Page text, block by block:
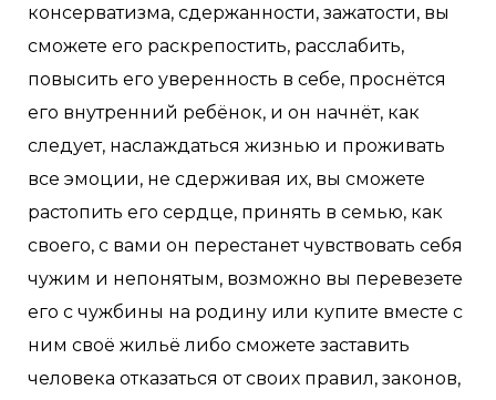
консерватизма, сдержанности, зажатости, вы
сможете его раскрепостить, расслабить,
повысить его уверенность в себе, проснётся
его внутренний ребёнок, и он начнёт, как
следует, наслаждаться жизнью и проживать
все эмоции, не сдерживая их, вы сможете
растопить его сердце, принять в семью, как
своего, с вами он перестанет чувствовать себя
чужим и непонятым, возможно вы перевезете
его с чужбины на родину или купите вместе с
ним своё жильё либо сможете заставить
человека отказаться от своих правил, законов,